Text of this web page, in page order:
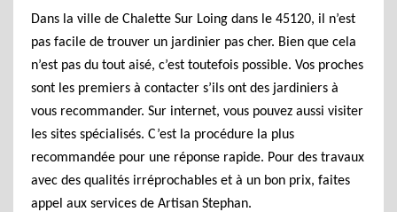
Dans la ville de Chalette Sur Loing dans le 45120, il n’est
pas facile de trouver un jardinier pas cher. Bien que cela
n’est pas du tout aisé, c’est toutefois possible. Vos proches
sont les premiers à contacter s’ils ont des jardiniers à
vous recommander. Sur internet, vous pouvez aussi visiter
les sites spécialisés. C’est la procédure la plus
recommandée pour une réponse rapide. Pour des travaux
avec des qualités irréprochables et à un bon prix, faites
appel aux services de Artisan Stephan.